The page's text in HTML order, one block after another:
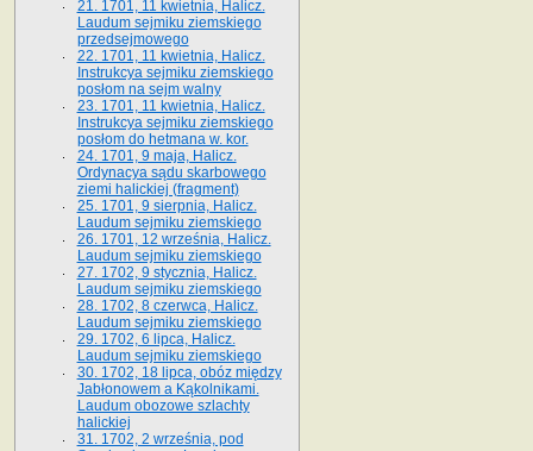
21. 1701, 11 kwietnia, Halicz.
Laudum sejmiku ziemskiego
przedsejmowego
22. 1701, 11 kwietnia, Halicz.
Instrukcya sejmiku ziemskiego
posłom na sejm walny
23. 1701, 11 kwietnia, Halicz.
Instrukcya sejmiku ziemskiego
posłom do hetmana w. kor.
24. 1701, 9 maja, Halicz.
Ordynacya sądu skarbowego
ziemi halickiej (fragment)
25. 1701, 9 sierpnia, Halicz.
Laudum sejmiku ziemskiego
26. 1701, 12 września, Halicz.
Laudum sejmiku ziemskiego
27. 1702, 9 stycznia, Halicz.
Laudum sejmiku ziemskiego
28. 1702, 8 czerwca, Halicz.
Laudum sejmiku ziemskiego
29. 1702, 6 lipca, Halicz.
Laudum sejmiku ziemskiego
30. 1702, 18 lipca, obóz między
Jabłonowem a Kąkolnikami.
Laudum obozowe szlachty
halickiej
31. 1702, 2 września, pod